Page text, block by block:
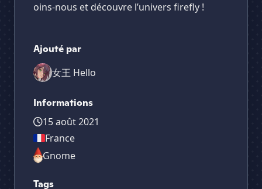
oins-nous et découvre l’univers firefly !
Ajouté par
女王 Hello
Informations
15 août 2021
France
Gnome
Tags